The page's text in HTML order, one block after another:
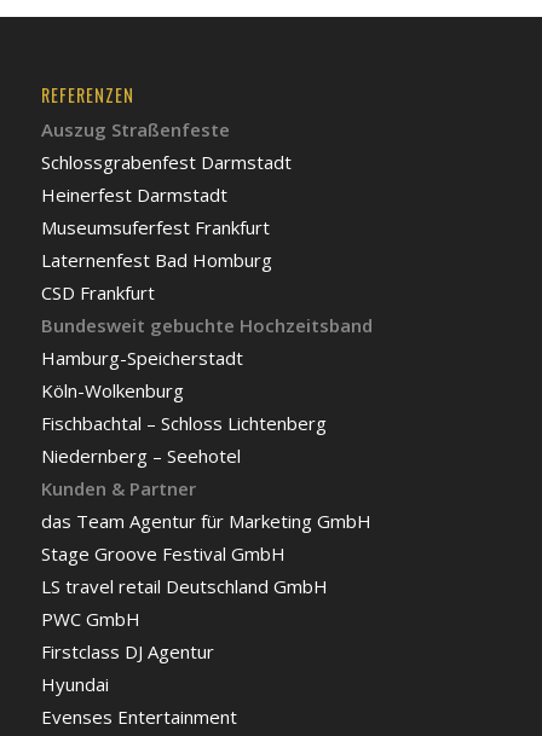
REFERENZEN
Auszug Straßenfeste
Schlossgrabenfest Darmstadt
Heinerfest Darmstadt
Museumsuferfest Frankfurt
Laternenfest Bad Homburg
CSD Frankfurt
Bundesweit gebuchte Hochzeitsband
Hamburg-Speicherstadt
Köln-Wolkenburg
Fischbachtal – Schloss Lichtenberg
Niedernberg – Seehotel
Kunden & Partner
das Team Agentur für Marketing GmbH
Stage Groove Festival GmbH
LS travel retail Deutschland GmbH
PWC GmbH
Firstclass DJ Agentur
Hyundai
Evenses Entertainment